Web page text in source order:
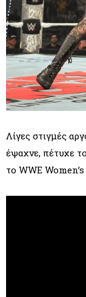
Λίγες στιγμές
έψαχνε, πέτυχε
το WWE